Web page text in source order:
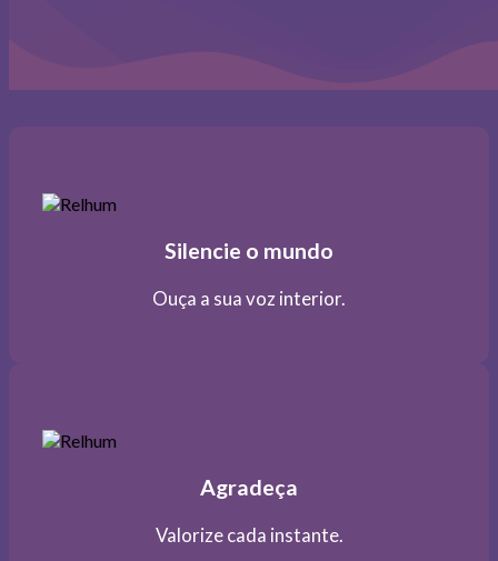
Silencie o mundo
Ouça a sua voz interior.
Agradeça
Valorize cada instante.